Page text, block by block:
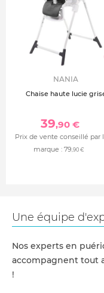
NANIA
Chaise haute lucie
39,90 €
Prix de vente conseillé par
marque : 79,90 €
Une équipe
Nos experts en
accompagnent tout
!